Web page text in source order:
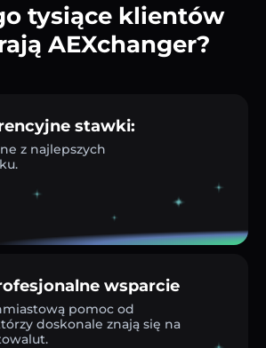
tysiące klientów
AEXchanger?
stawki:
z najlepszych
wsparcie
pomoc od
doskonale znają się na